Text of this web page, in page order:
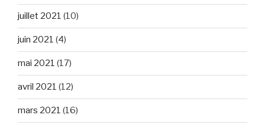
juillet 2021 (10)
juin 2021 (4)
mai 2021 (17)
avril 2021 (12)
mars 2021 (16)